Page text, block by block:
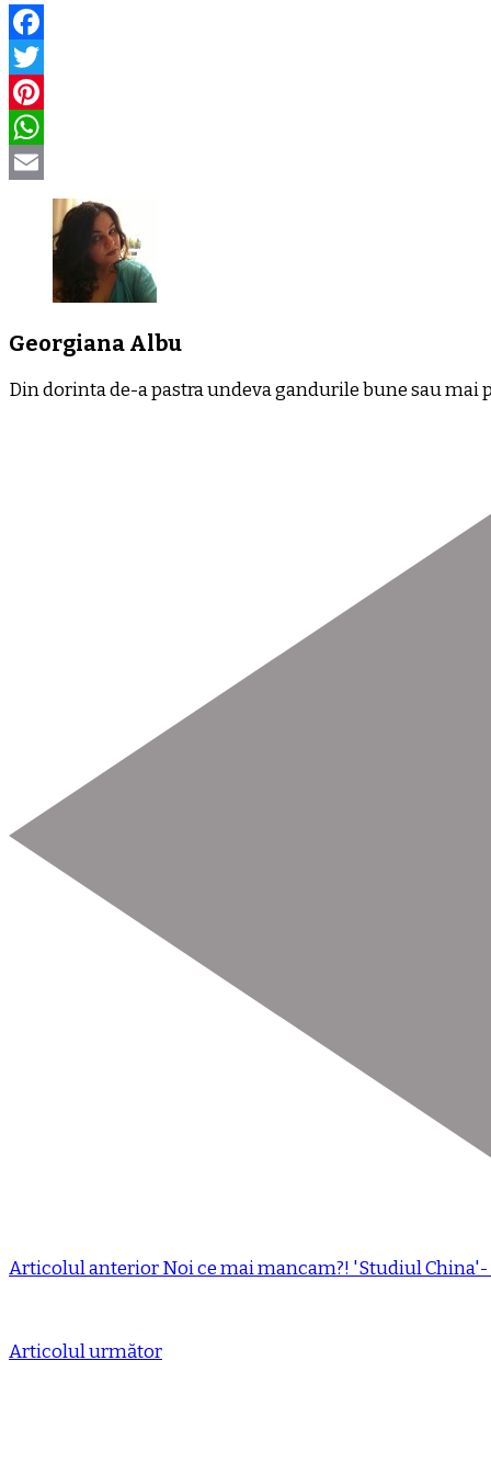
Facebook
Twitter
Pinterest
WhatsApp
Email
Georgiana Albu
Din dorinta de-a pastra undeva gandurile bune sau mai
Articolul anteriorNoi ce mai mancam?! 'Studiul
Articolul următor